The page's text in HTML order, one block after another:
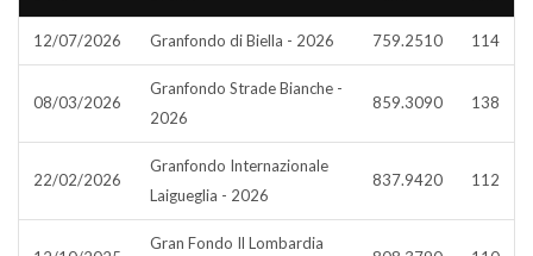
12/07/2026 Granfondo di Biella - 2026 759.2510 114
08/03/2026
Granfondo Strade Bianche -
2026
859.3090 138
22/02/2026
Granfondo Internazionale
Laigueglia - 2026
837.9420 112
Gran Fondo Il Lombardia